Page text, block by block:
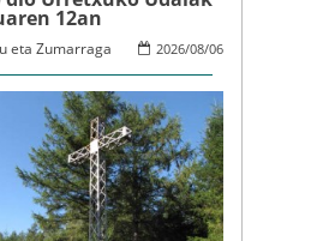
12an
2026/08/06
eta Zumarraga